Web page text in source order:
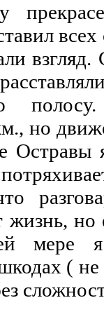
полосу.
но
Остравы
жизнь, но
мере
( не